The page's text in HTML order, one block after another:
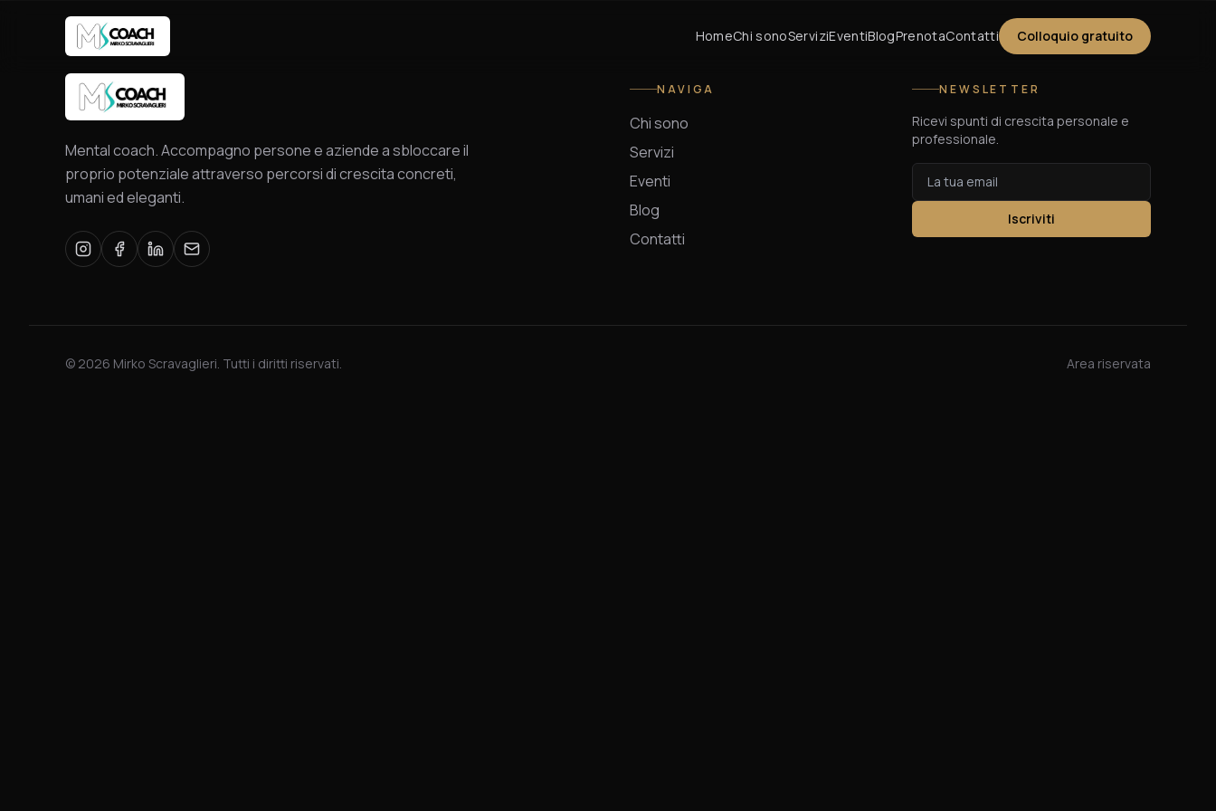
HomeChi sonoServiziEventiBlogPrenotaContatti Colloquio gratuito
Mental coach. Accompagno persone e aziende a sbloccare il
proprio potenziale attraverso percorsi di crescita concreti,
umani ed eleganti.
NAVIGA
Chi sono
Servizi
Eventi
Blog
Contatti
NEWSLETTER
Ricevi spunti di crescita personale e
professionale.
Iscriviti
© 2026 Mirko Scravaglieri. Tutti i diritti riservati. Area riservata